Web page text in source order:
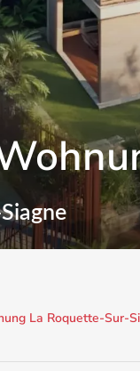
La Roquette-Sur-